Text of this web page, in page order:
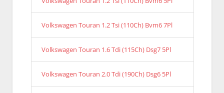
Volkswagen Touran 1.2 Tsi (110Ch) Bvm6 7Pl
Volkswagen Touran 1.6 Tdi (115Ch) Dsg7 5Pl
Volkswagen Touran 2.0 Tdi (190Ch) Dsg6 5Pl